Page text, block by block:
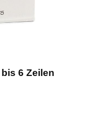
6 Zeilen